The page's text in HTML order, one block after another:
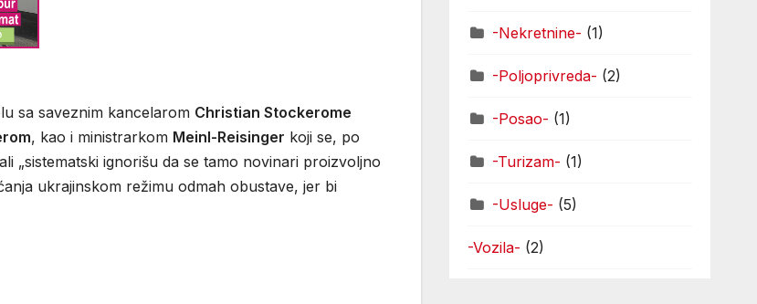
sa saveznim kancelarom Christian Stockerome
, kao i ministrarkom Meinl-Reisinger koji se, po
„sistematski ignorišu da se tamo novinari proizvoljno
ukrajinskom režimu odmah obustave, jer bi
-Nekretnine- (1)
-Poljoprivreda- (2)
-Posao- (1)
-Turizam- (1)
-Usluge- (5)
-Vozila- (2)